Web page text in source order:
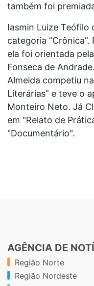
também foi
Iasmin Luize Teófilo
categoria
ela foi orientada
Fonseca de
Almeida competiu
Literárias” e teve o
Monteiro Neto. Já
em "Relato de
"Documentário".
AGÊNCIA DE
Região Norte
Região Nordeste